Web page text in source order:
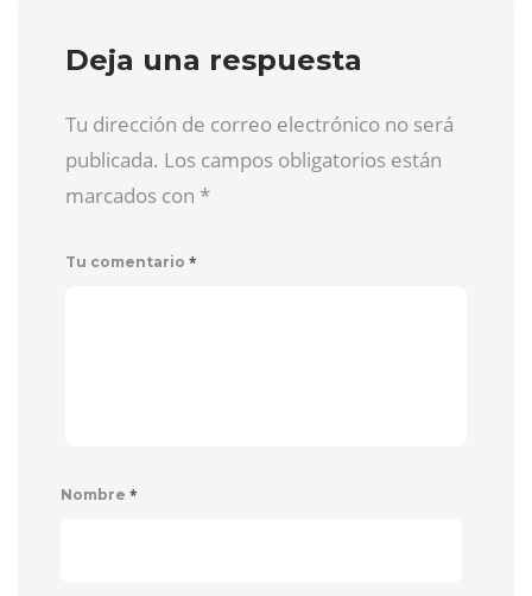
Deja una respuesta
Tu dirección de correo electrónico no será
publicada. Los campos obligatorios están
marcados con *
Tu comentario *
Nombre *